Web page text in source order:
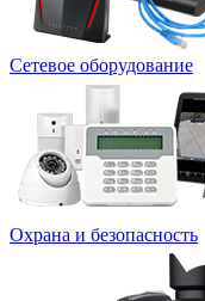
Сетевое оборудование
Охрана и безопасность